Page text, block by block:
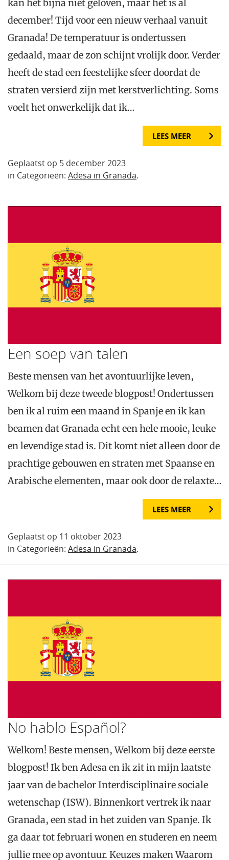
kan het bijna niet geloven, maar het is al
december! Tijd voor een nieuw verhaal vanuit
Granada! De temperatuur is ondertussen
gedaald, maar de zon schijnt vrolijk door. Verder
heeft de stad een feestelijke sfeer doordat de
straten versierd zijn met kerstverlichting. Soms
voelt het onwerkelijk dat ik…
LEES MEER
Geplaatst op 5 december 2023
in Categorieën: Adesa in Granada.
Een soep van talen
Beste mensen van het avontuurlijke leven,
Welkom bij deze tweede blogpost! Ondertussen
ben ik al ruim een maand in Spanje en ik kan
beamen dat Granada echt een hele mooie, leuke
en levendige stad is. Dit komt niet alleen door de
prachtige gebouwen en straten met Spaanse en
Arabische elementen, maar ook door de relaxte…
LEES MEER
Geplaatst op 11 oktober 2023
in Categorieën: Adesa in Granada.
No hablo Español?
Welkom! Beste mensen, Welkom bij deze eerste
blogpost! Ik ben Adesa en ik zit in mijn laatste
jaar van de bachelor Interdisciplinaire sociale
wetenschap (ISW). Binnenkort vertrek ik naar
Granada, een stad in het zuiden van Spanje. Ik
ga daar tot februari wonen en studeren en neem
jullie mee op avontuur. Keuzes maken Waarom